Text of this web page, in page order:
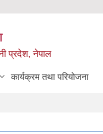
प्रदेश, नेपाल
कार्यक्रम तथा परियोजना